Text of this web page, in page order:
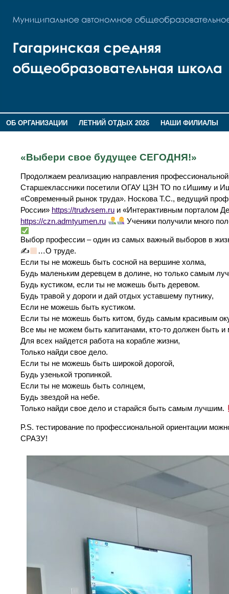
ОБ ОРГАНИЗАЦИИ ЛЕТНИЙ ОТДЫХ 2026
НАШИ ФИЛИАЛЫ
«Выбери свое будущее СЕГОДНЯ!»
Продолжаем реализацию направления
Старшеклассники посетили ОГАУ ЦЗН ТО по г.Ишиму и
«Современный рынок труда». Носкова Т.С., ведущий
России» https://trudvsem.ru и «Интерактивным порталом
https://czn.admtyumen.ru
Ученики получили много
Выбор профессии – один из самых важный выборов в
✍
…О труде.
Если ты не можешь быть сосной на вершине холма,
Будь маленьким деревцем в долине, но только самым
Будь кустиком, если ты не можешь быть деревом.
Будь травой у дороги и дай отдых уставшему путнику,
Если не можешь быть кустиком.
Если ты не можешь быть китом, будь самым красивым
Все мы не можем быть капитанами, кто-то должен быть и
Для всех найдется работа на корабле жизни,
Только найди свое дело.
Если ты не можешь быть широкой дорогой,
Будь узенькой тропинкой.
Если ты не можешь быть солнцем,
Будь звездой на небе.
Только найди свое дело и старайся быть самым лучшим.
P.S. тестирование по профессиональной ориентации
СРАЗУ!